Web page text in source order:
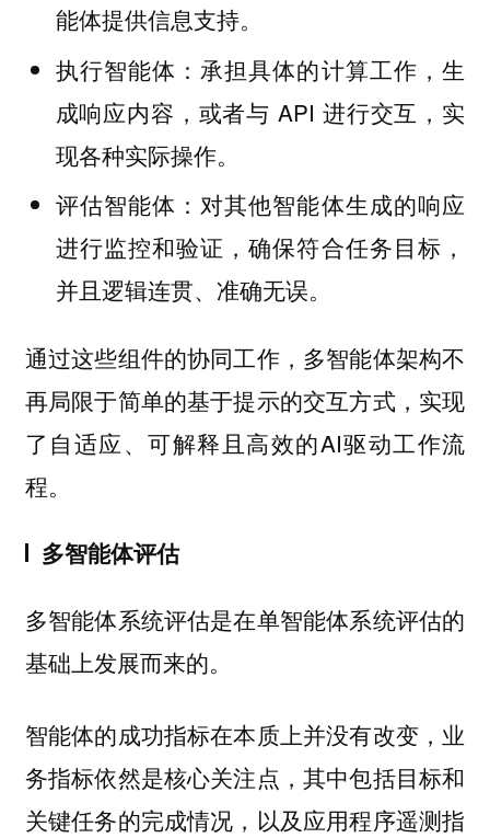
能体提供信息支持。
执行智能体 ：承担具体的计算工作，生
成响应内容，或者与 API 进行交互，实
现各种实际操作。
评估智能体 ：对其他智能体生成的响应
进行监控和验证，确保符合任务目标，
并且逻辑连贯、准确无误。
通过这些组件的协同工作，多智能体架构不
再局限于简单的基于提示的交互方式，实现
了自适应、可解释且高效的AI驱动工作流
程。
多智能体评估
多智能体系统评估是在单智能体系统评估的
基础上发展而来的。
智能体的成功指标在本质上并没有改变，业
务指标依然是核心关注点，其中包括目标和
关键任务的完成情况，以及应用程序遥测指